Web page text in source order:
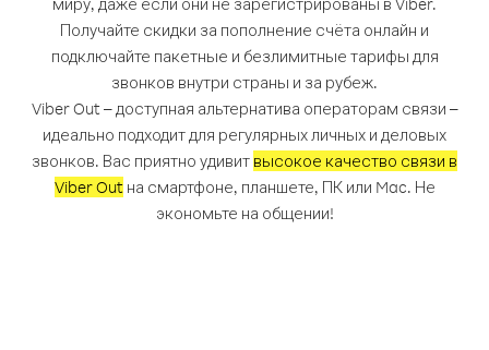
Получайте скидки за пополнение счёта онлайн и
подключайте пакетные и безлимитные тарифы для
звонков внутри страны и за рубеж.
Viber Out – доступная альтернатива операторам связи –
идеально подходит для регулярных личных и деловых
звонков. Вас приятно удивит высокое качество связи в
Viber Outна смартфоне, планшете, ПК или Mac. Не
экономьте на общении!